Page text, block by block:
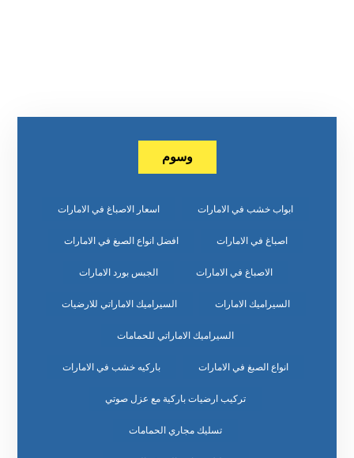
وسوم
ابواب خشب في الامارات اسعار الاصباغ في الامارات
اصباغ في الامارات افضل انواع الصبغ في الامارات
الاصباغ في الامارات الجبس بورد الامارات
السيراميك الامارات السيراميك الاماراتي للارضيات
السيراميك الاماراتي للحمامات
انواع الصبغ في الامارات باركيه خشب في الامارات
تركيب ارضيات باركية مع عزل صوتي
تسليك مجاري الحمامات